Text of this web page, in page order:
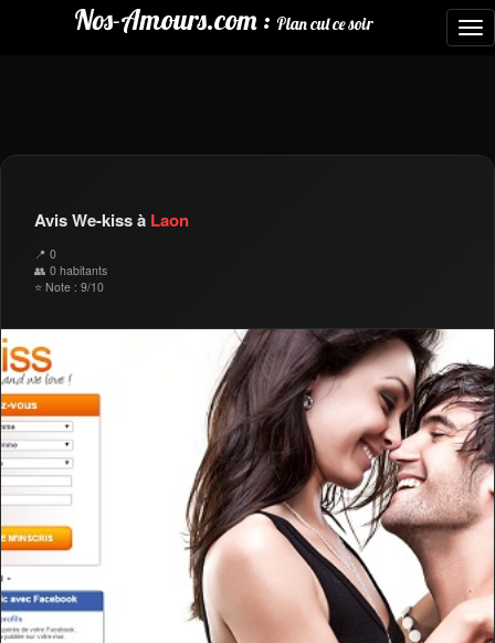
Nos-Amours.com : Plan cul ce soir
Avis We-kiss à Laon
📍 0
👥 0 habitants
⭐ Note : 9/10